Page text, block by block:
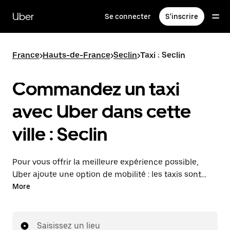
contenu
principal
Uber Se connecter S'inscrire
France>Hauts-de-France>Seclin>Taxi : Seclin
Commandez un taxi
avec Uber dans cette
ville : Seclin
Pour vous offrir la meilleure expérience possible,
Uber ajoute une option de mobilité : les taxis sont
maintenant disponibles dans l'application. Uber Taxi :
More
Saisissez un lieu